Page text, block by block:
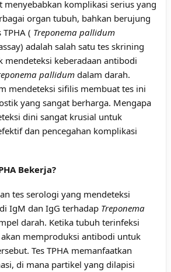
menyebabkan komplikasi serius yang
organ tubuh, bahkan berujung
( Treponema pallidum
adalah salah satu tes skrining
mendeteksi keberadaan antibodi
pallidumdalam darah.
mendeteksi sifilis membuat tes ini
yang sangat berharga. Mengapa
dini sangat krusial untuk
dan pencegahan komplikasi
Bekerja?
tes serologi yang mendeteksi
IgM dan IgG terhadap Treponema
darah. Ketika tubuh terinfeksi
memproduksi antibodi untuk
Tes TPHA memanfaatkan
di mana partikel yang dilapisi